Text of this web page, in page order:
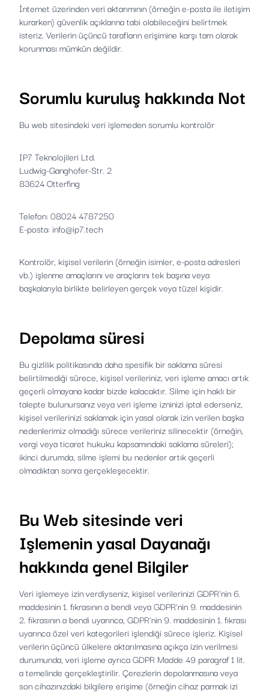
İnternet üzerinden veri aktarımının (örneğin e-posta ile iletişim
kurarken) güvenlik açıklarına tabi olabileceğini belirtmek
isteriz. Verilerin üçüncü tarafların erişimine karşı tam olarak
korunması mümkün değildir.
Sorumlu kuruluş hakkında Not
Bu web sitesindeki veri işlemeden sorumlu kontrolör
IP7 Teknolojileri Ltd.
Ludwig-Ganghofer-Str. 2
83624 Otterfing
Telefon: 08024 4787250
E-posta: info@ip7.tech
Kontrolör, kişisel verilerin (örneğin isimler, e-posta adresleri
vb.) işlenme amaçlarını ve araçlarını tek başına veya
başkalarıyla birlikte belirleyen gerçek veya tüzel kişidir.
Depolama süresi
Bu gizlilik politikasında daha spesifik bir saklama süresi
belirtilmediği sürece, kişisel verileriniz, veri işleme amacı artık
geçerli olmayana kadar bizde kalacaktır. Silme için haklı bir
talepte bulunursanız veya veri işleme izninizi iptal ederseniz,
kişisel verilerinizi saklamak için yasal olarak izin verilen başka
nedenlerimiz olmadığı sürece verileriniz silinecektir (örneğin,
vergi veya ticaret hukuku kapsamındaki saklama süreleri);
ikinci durumda, silme işlemi bu nedenler artık geçerli
olmadıktan sonra gerçekleşecektir.
Bu Web sitesinde veri
Işlemenin yasal Dayanağı
hakkında genel Bilgiler
Veri işlemeye izin verdiyseniz, kişisel verilerinizi GDPR'nin 6.
maddesinin 1. fıkrasının a bendi veya GDPR'nin 9. maddesinin
2. fıkrasının a bendi uyarınca, GDPR'nin 9. maddesinin 1. fıkrası
uyarınca özel veri kategorileri işlendiği sürece işleriz. Kişisel
verilerin üçüncü ülkelere aktarılmasına açıkça izin verilmesi
durumunda, veri işleme ayrıca GDPR Madde 49 paragraf 1 lit.
a temelinde gerçekleştirilir. Çerezlerin depolanmasına veya
son cihazınızdaki bilgilere erişime (örneğin cihaz parmak izi